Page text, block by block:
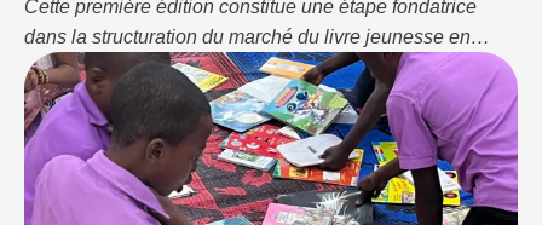
Cette première édition constitue une étape fondatrice
dans la structuration du marché du livre jeunesse en
Afrique. Partager : Cliquez pour partager sur
WhatsApp(ouvre dans une nouvelle fenêtre) WhatsApp
Cliquez pour partager sur LinkedIn(ouvre dans une
nouvelle fenêtre) LinkedIn J’aime ça :J’aime
chargement…